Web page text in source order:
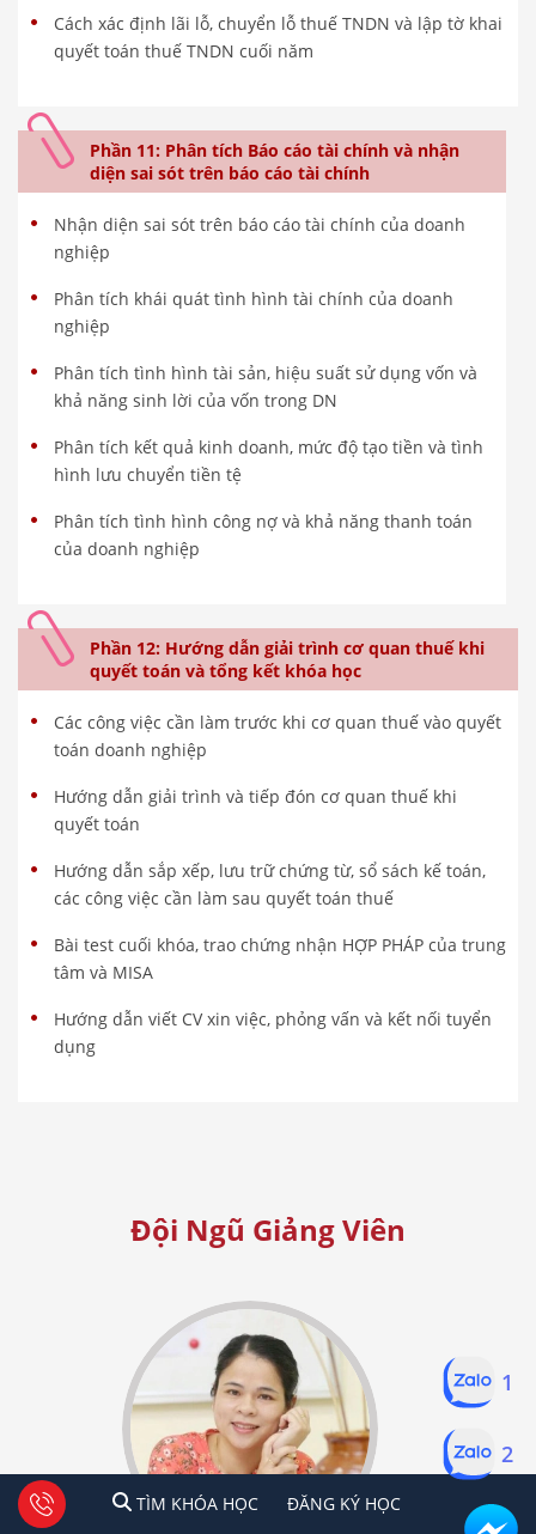
Cách xác định lãi lỗ, chuyển lỗ thuế TNDN và lập tờ khai
quyết toán thuế TNDN cuối năm
Phần 11: Phân tích Báo cáo tài chính và nhận
diện sai sót trên báo cáo tài chính
Nhận diện sai sót trên báo cáo tài chính của doanh
nghiệp
Phân tích khái quát tình hình tài chính của doanh
nghiệp
Phân tích tình hình tài sản, hiệu suất sử dụng vốn và
khả năng sinh lời của vốn trong DN
Phân tích kết quả kinh doanh, mức độ tạo tiền và tình
hình lưu chuyển tiền tệ
Phân tích tình hình công nợ và khả năng thanh toán
của doanh nghiệp
Phần 12: Hướng dẫn giải trình cơ quan thuế khi
quyết toán và tổng kết khóa học
Các công việc cần làm trước khi cơ quan thuế vào quyết
toán doanh nghiệp
Hướng dẫn giải trình và tiếp đón cơ quan thuế khi
quyết toán
Hướng dẫn sắp xếp, lưu trữ chứng từ, sổ sách kế toán,
các công việc cần làm sau quyết toán thuế
Bài test cuối khóa, trao chứng nhận HỢP PHÁP của trung
tâm và MISA
Hướng dẫn viết CV xin việc, phỏng vấn và kết nối tuyển
dụng
Đội Ngũ Giảng Viên
TÌM KHÓA HỌC ĐĂNG KÍ HỌC
1 2 Tư vấn facebook
TÌM KHÓA HỌC ĐĂNG KÝ HỌC
1
2